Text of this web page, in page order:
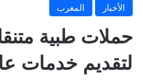
الأخبار المغرب
حملات طبية
لتقديم خدمات